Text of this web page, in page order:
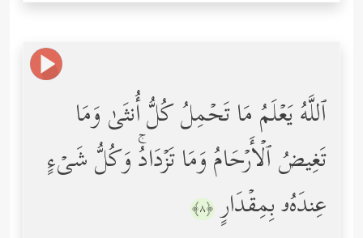
ٱللَّهُ یَعۡلَمُ مَا تَحۡمِلُ كُلُّ أُنثَىٰ وَمَا
تَغِیضُ ٱلۡأَرۡحَامُ وَمَا تَزۡدَادُۚ وَكُلُّ شَیۡءٍ
عِندَهُۥ بِمِقۡدَارٍ ﴿٨﴾